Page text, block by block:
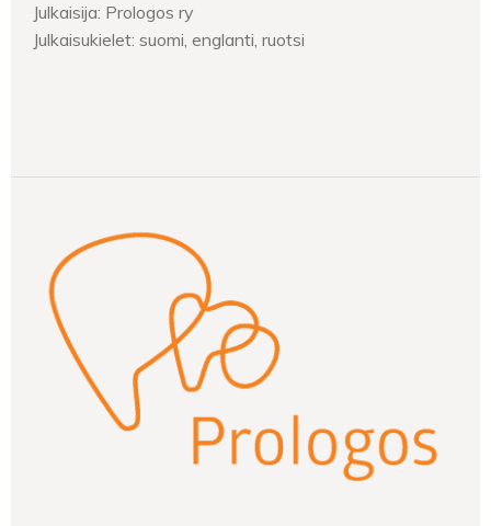
Julkaisija: Prologos ry
Julkaisukielet: suomi, englanti, ruotsi